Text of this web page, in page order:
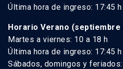
Última hora de ingreso: 17:45 h
Horario Verano (septiembre
Martes a viernes: 10 a 18 h
Última hora de ingreso: 17:45 h
Sábados, domingos y